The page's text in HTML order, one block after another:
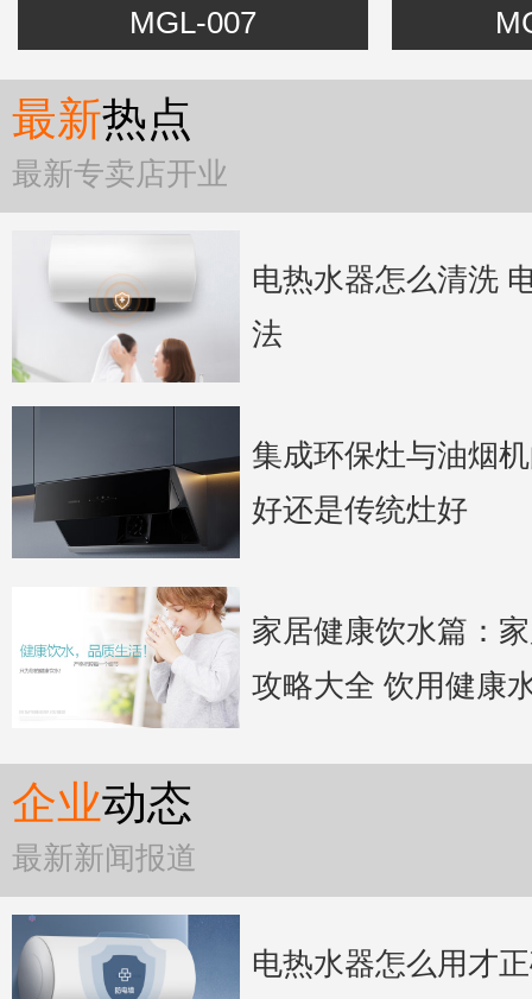
MGL-007
最新热点
最新专卖店开业
电热水器怎么清洗
法
集成环保灶与油烟
好还是传统灶好
家居健康饮水篇：
攻略大全 饮用健康
企业动态
最新新闻报道
电热水器怎么用才